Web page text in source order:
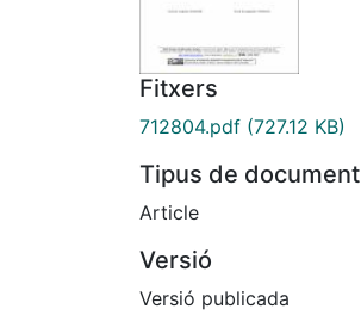
Fitxers
712804.pdf (727.12 KB)
Tipus de document
Article
Versió
Versió publicada